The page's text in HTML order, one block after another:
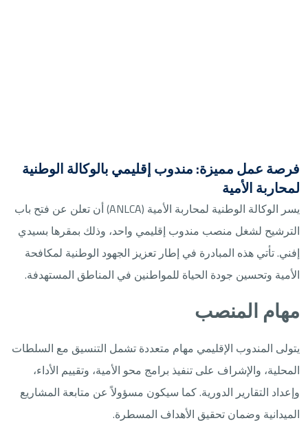
فرصة عمل مميزة: مندوب إقليمي بالوكالة الوطنية
لمحاربة الأمية
يسر الوكالة الوطنية لمحاربة الأمية (ANLCA) أن تعلن عن فتح باب
الترشيح لشغل منصب مندوب إقليمي واحد، وذلك بمقرها بسيدي
إفني. تأتي هذه المبادرة في إطار تعزيز الجهود الوطنية لمكافحة
الأمية وتحسين جودة الحياة للمواطنين في المناطق المستهدفة.
مهام المنصب
يتولى المندوب الإقليمي مهام متعددة تشمل التنسيق مع السلطات
المحلية، والإشراف على تنفيذ برامج محو الأمية، وتقييم الأداء،
وإعداد التقارير الدورية. كما سيكون مسؤولاً عن متابعة المشاريع
الميدانية وضمان تحقيق الأهداف المسطرة.